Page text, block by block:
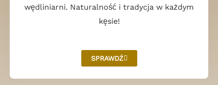
wędliniarni. Naturalność i tradycja w każdym
kęsie!
SPRAWDŹ